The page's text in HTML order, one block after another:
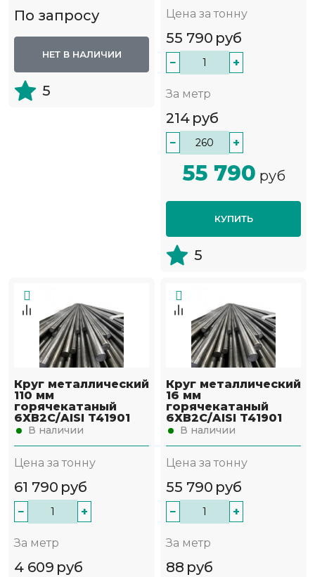
По запросу
НЕТ В НАЛИЧИИ
5
Цена за тонну
55 790 руб
− +
За метр
214 руб
− +
55 790 руб
КУПИТЬ
5
Круг металлический
110 мм
горячекатаный
6ХВ2С/AISI T41901
В наличии
Цена за тонну
61 790 руб
− +
За метр
4 609 руб
Круг металлический
16 мм
горячекатаный
6ХВ2С/AISI T41901
В наличии
Цена за тонну
55 790 руб
− +
За метр
88 руб